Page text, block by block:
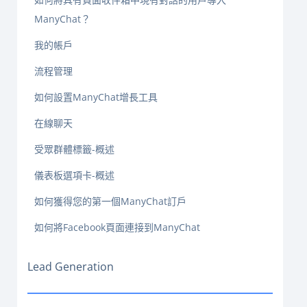
ManyChat？
我的帳戶
流程管理
如何設置ManyChat增長工具
在線聊天
受眾群體標籤-概述
儀表板選項卡-概述
如何獲得您的第一個ManyChat訂戶
如何將Facebook頁面連接到ManyChat
Lead Generation